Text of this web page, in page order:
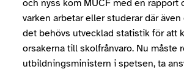
och nyss kom MUCF med en rapport
varken arbetar eller studerar där
det behövs utvecklad statistik för att
orsakerna till skolfrånvaro. Nu måste
utbildningsministern i spetsen, ta